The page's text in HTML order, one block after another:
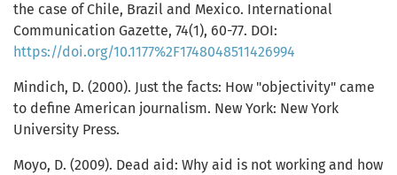
the case of Chile, Brazil and Mexico. International
Communication Gazette, 74(1), 60-77. DOI:
https://doi.org/10.1177%2F1748048511426994
Mindich, D. (2000). Just the facts: How "objectivity" came
to define American journalism. New York: New York
University Press.
Moyo, D. (2009). Dead aid: Why aid is not working and how